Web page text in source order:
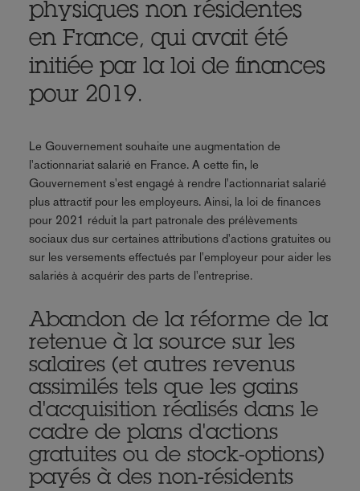
physiques non résidentes
en France, qui avait été
initiée par la loi de finances
pour 2019.
Le Gouvernement souhaite une augmentation de
l'actionnariat salarié en France. A cette fin, le
Gouvernement s'est engagé à rendre l'actionnariat salarié
plus attractif pour les employeurs. Ainsi, la loi de finances
pour 2021 réduit la part patronale des prélèvements
sociaux dus sur certaines attributions d'actions gratuites ou
sur les versements effectués par l'employeur pour aider les
salariés à acquérir des parts de l'entreprise.
Abandon de la réforme de la
retenue à la source sur les
salaires (et autres revenus
assimilés tels que les gains
d'acquisition réalisés dans le
cadre de plans d'actions
gratuites ou de stock-options)
payés à des non-résidents